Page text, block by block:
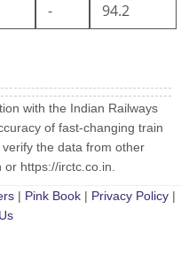
- 94.2
with the Indian Railways
of fast-changing train
the data from other
https://irctc.co.in.
| Pink Book | Privacy Policy |